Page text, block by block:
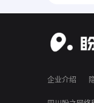
企业介绍